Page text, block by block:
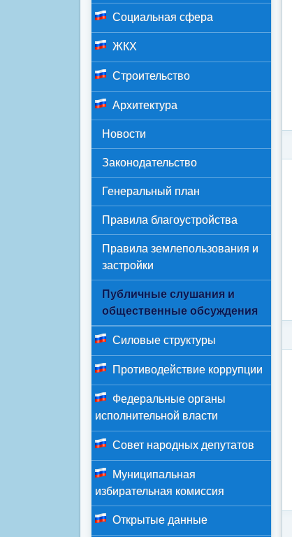
Социальная сфера
ЖКХ
Строительство
Архитектура
Новости
Законодательство
Генеральный план
Правила благоустройства
Правила землепользования и
застройки
Публичные слушания и
общественные обсуждения
Силовые структуры
Противодействие коррупции
Федеральные органы
исполнительной власти
Совет народных депутатов
Муниципальная
избирательная комиссия
Открытые данные